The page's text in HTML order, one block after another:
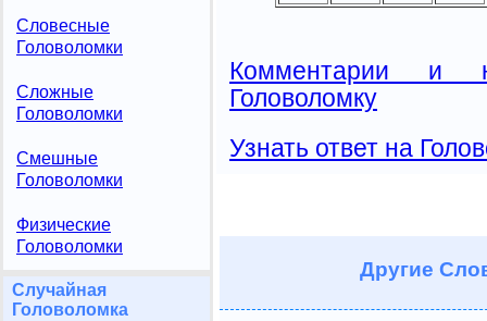
Словесные
Головоломки
Сложные
Головоломки
Смешные
Головоломки
Физические
Головоломки
Случайная
Головоломка
Комментарии и
Головоломку
Узнать ответ на
Другие